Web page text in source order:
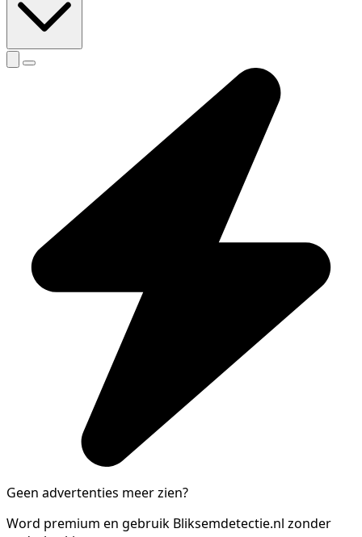
Geen advertenties meer zien?
Word premium en gebruik Bliksemdetectie.nl zonder